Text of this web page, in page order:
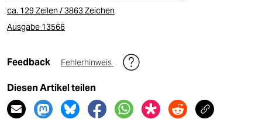
ca. 129 Zeilen / 3863 Zeichen
Ausgabe 13566
Feedback Fehlerhinweis
Diesen Artikel teilen